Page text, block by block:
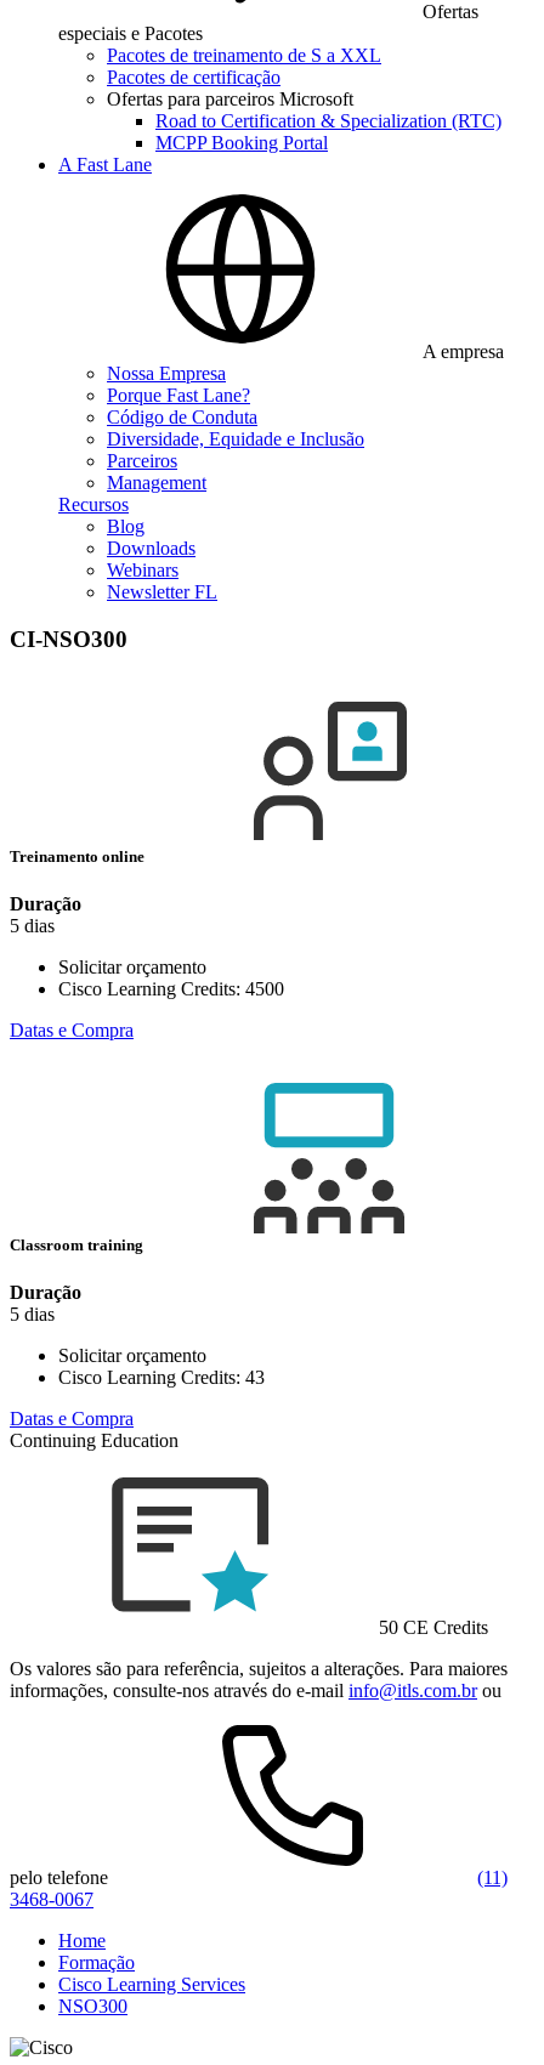
Ofertas
especiais e Pacotes
Pacotes de treinamento de S a XXL
Pacotes de certificação
Ofertas para parceiros Microsoft
Road to Certification & Specialization (RTC)
MCPP Booking Portal
A Fast Lane
A empresa
Nossa Empresa
Porque Fast Lane?
Código de Conduta
Diversidade, Equidade e Inclusão
Parceiros
Management
Recursos
Blog
Downloads
Webinars
Newsletter FL
CI-NSO300
Treinamento online
Duração
5 dias
Solicitar orçamento
Cisco Learning Credits: 4500
Datas e Compra
Classroom training
Duração
5 dias
Solicitar orçamento
Cisco Learning Credits: 43
Datas e Compra
Continuing Education
50 CE Credits
Os valores são para referência, sujeitos a alterações. Para maiores
informações, consulte-nos através do e-mail info@itls.com.brou
pelo telefone
(11)
3468-0067
Home
Formação
Cisco Learning Services
NSO300